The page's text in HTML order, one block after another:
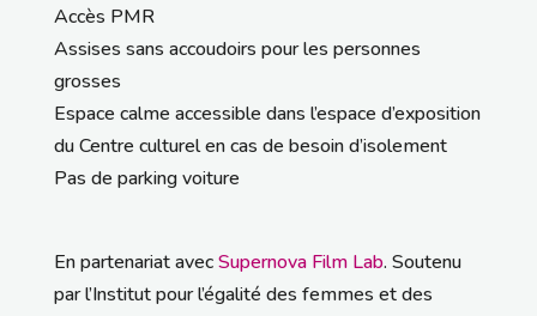
Accès PMR
Assises sans accoudoirs pour les personnes
grosses
Espace calme accessible dans l’espace d’exposition
du Centre culturel en cas de besoin d’isolement
Pas de parking voiture
En partenariat avecSupernova Film Lab. Soutenu
par l’Institut pour l’égalité des femmes et des